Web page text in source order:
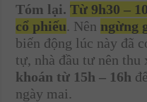
Tóm lại. Từ 9h30 –
cổ phiếu. Nên ngừng
biến động lúc này đã
tự, nhà đầu tư nên thu
khoán từ 15h – 16h
ngày mai.